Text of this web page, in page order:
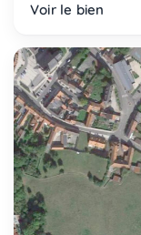
Voir le bien